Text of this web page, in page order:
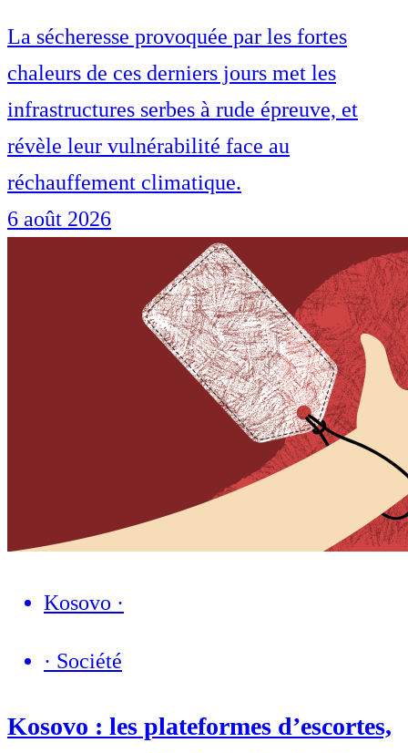
La sécheresse provoquée par les fortes
chaleurs de ces derniers jours met les
infrastructures serbes à rude épreuve, et
révèle leur vulnérabilité face au
réchauffement climatique.
6 août 2026
Kosovo ·
· Société
Kosovo : les plateformes d’escortes,